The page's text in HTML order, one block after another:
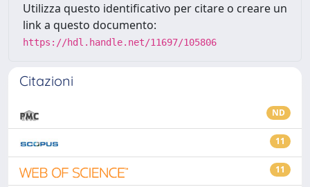
Utilizza questo identificativo per citare o creare un
link a questo documento:
https://hdl.handle.net/11697/105806
Citazioni
ND
11
11